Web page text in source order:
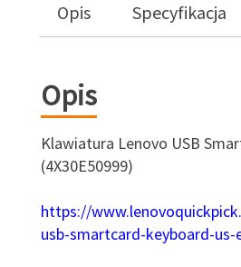
Opis Specyfikacja
Opis
Klawiatura Lenovo USB
(4X30E50999)
https://
usb-smartcard-keyboard-us-